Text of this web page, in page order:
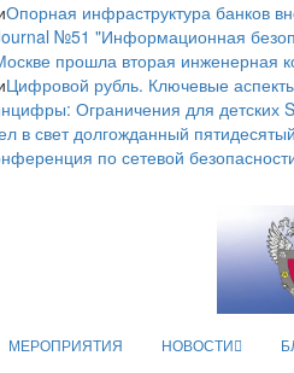
Опорная инфраструктура банков
№51 "Информационная
прошла вторая инженерная
Цифровой рубль. Ключевые
Ограничения для детских
в свет долгожданный
по сетевой
МЕРОПРИЯТИЯ НОВОСТИ